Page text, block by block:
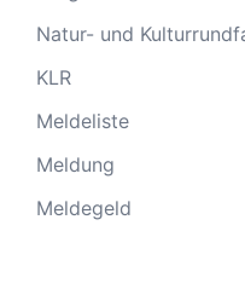
Natur- und
KLR
Meldeliste
Meldung
Meldegeld